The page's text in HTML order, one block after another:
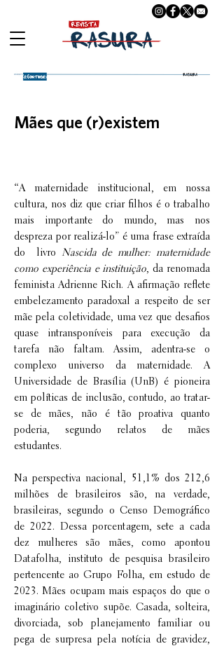
Reportagens
Mães que (r)existem
“A maternidade institucional, em nossa
cultura, nos diz que criar filhos é o trabalho
mais importante do mundo, mas nos
despreza por realizá-lo” é uma frase extraída
do livro Nascida de mulher: maternidade
como experiência e instituição, da renomada
feminista Adrienne Rich. A afirmação reflete
embelezamento paradoxal a respeito de ser
mãe pela coletividade, uma vez que desafios
quase intransponíveis para execução da
tarefa não faltam. Assim, adentra-se o
complexo universo da maternidade. A
Universidade de Brasília (UnB) é pioneira
em políticas de inclusão, contudo, ao tratar-
se de mães, não é tão proativa quanto
poderia, segundo relatos de mães
estudantes.
Na perspectiva nacional, 51,1% dos 212,6
milhões de brasileiros são, na verdade,
brasileiras, segundo o Censo Demográfico
de 2022. Dessa porcentagem, sete a cada
dez mulheres são mães, como apontou
Datafolha, instituto de pesquisa brasileiro
pertencente ao Grupo Folha, em estudo de
2023. Mães ocupam mais espaços do que o
imaginário coletivo supõe. Casada, solteira,
divorciada, sob planejamento familiar ou
pega de surpresa pela notícia de gravidez,